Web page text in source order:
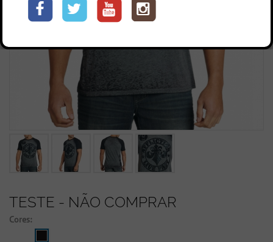
TESTE - NÃO COMPRAR
Cores: